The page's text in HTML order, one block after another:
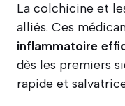
La colchicine et
alliés. Ces
inflammatoire
dès les premiers
rapide et